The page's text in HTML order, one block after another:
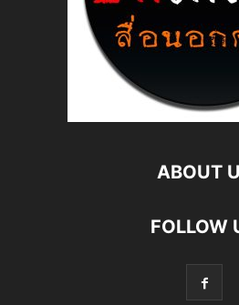
ABOUT
FOLLOW